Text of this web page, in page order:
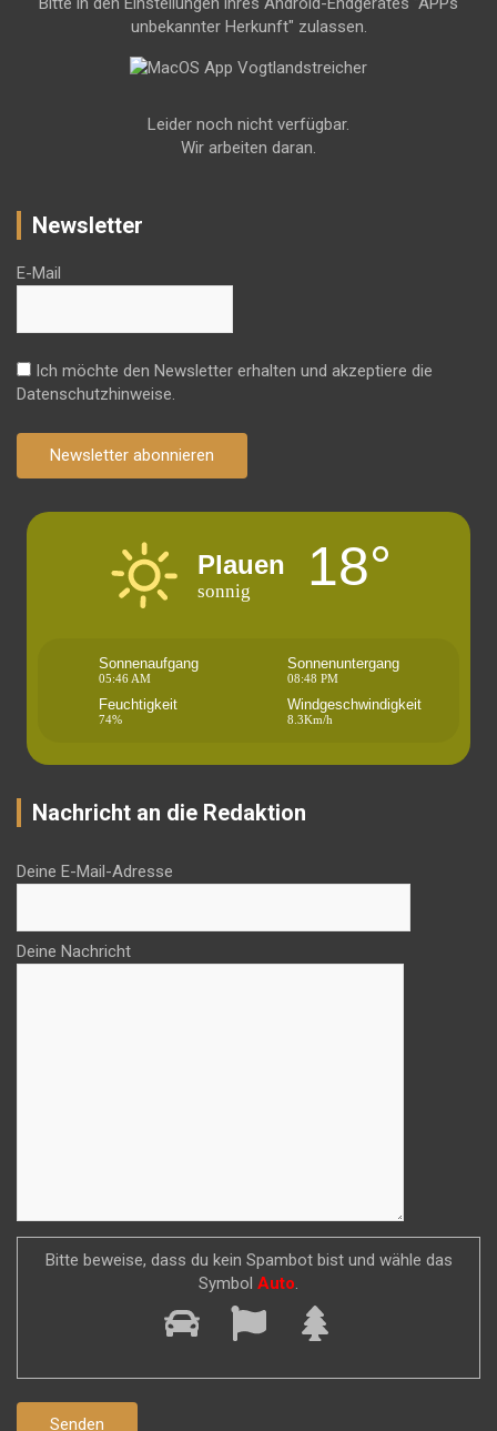
unbekannter Herkunft" zulassen.
Leider noch nicht verfügbar.
Wir arbeiten daran.
Newsletter
E-Mail
Ich möchte den Newsletter erhalten und akzeptiere die
Datenschutzhinweise.
Newsletter abonnieren
Plauen
sonnig 18°
Sonnenaufgang
05:46 AM
Sonnenuntergang
08:48 PM
Feuchtigkeit
74%
Windgeschwindigkeit
8.3Km/h
Nachricht an die Redaktion
Deine E-Mail-Adresse
Deine Nachricht
Bitte beweise, dass du kein Spambot bist und wähle das
Symbol Auto.